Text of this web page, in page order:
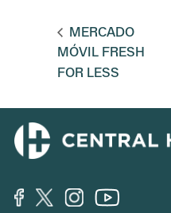
MERCADO
MÓVIL FRESH
FOR LESS